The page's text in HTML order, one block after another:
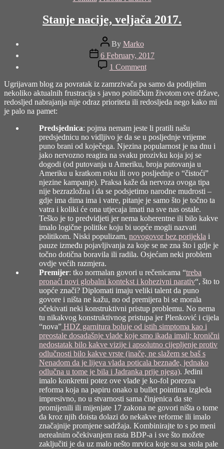
Stanje nacije, veljača 2017.
Post
author
By Marko
Post
date
6 February, 2017
1 Commenton
Stanje
nacije,
veljača
2017.
Ugrijavam blog za povratak iz zamrzivača pa samo da podijelim
nekoliko aktualnih frustracija s javno političkim životom ove države,
redosljed nabrajanja nije odraz prioriteta ili redosljeda nego kako mi
je palo na pamet:
Predsjednica: pojma nemam jeste li pratili našu
predsjednicu no vidljivo je da se u posljednje vrijeme
puno brani od koječega. Njezina popularnost je na dnu i
jako nervozno reagira na svaku prozivku koja joj se
dogodi (od putovanja u Ameriku, broja putovanja u
Ameriku u kratkom roku ili ovo posljednje o “čistoći”
njezine kampanje). Praksa kaže da nervoza ovoga tipa
nije bezrazložna i da se podsjetimo narodne mudrosti –
gdje ima dima ima i vatre, pitanje je samo što je točno ta
vatra i koliki će ona utjecaja imati na sve nas ostale.
Teško je to predvidjeti jer nema koherentne ili bilo kakve
imalo logične politike koju bi uopće mogli nazvati
politikom. Niski populizam, novogovor bez porijekla i
pauze između pojavljivanja za koje se ne zna što i gdje je
točno dotična boravila ili radila. Osjećam neki problem
ovdje većih razmjera.
Premijer: tko normalan govori u rečenicama “treba
pronaći novi globalni kontekst i kohezivni narativ“, što to
uopće znači? Diplomati imaju veliki talent da puno
govore i ništa ne kažu, no od premijera bi se morala
očekivati neki konstruktivni pristup problemu. No nema
tu nikakvog konstruktivnog pristupa jer Plenković i cijela
“nova” HDZ garnitura boluje od istih simptoma kao i
preostale dosadašnje vlade koje smo ikada imali; kronični
nedostatak bilo kakve vizije i apsolutno cijepljenje protiv
odlučnosti bilo kakve vrste (inače, ne slažem se baš s
Nenadom da je lijeva vlada poticala beznađe, jednako
odlučna u tome je bila i Jadranka prije njega). Jedini
imalo konkretni potez ove vlade je ko-fol porezna
reforma koja na papiru onako u bullet pointima izgleda
impresivno, no u stvarnosti sama činjenica da ste
promijenili ili mijenjate 17 zakona ne govori ništa o tome
da kroz njih doista dolazi do nekakve reforme ili imalo
značajnije promjene sadržaja. Kombinirajte to s po meni
nerealnim očekivanjem rasta BDP-a i sve što možete
zaključiti je da uz malo nešto mrvica koje su sa stola pale